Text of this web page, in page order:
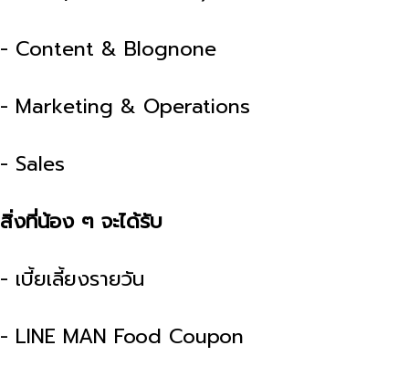
- Content & Blognone
- Marketing & Operations
- Sales
สิ่งที่น้อง ๆ จะได้รับ
- เบี้ยเลี้ยงรายวัน
- LINE MAN Food Coupon